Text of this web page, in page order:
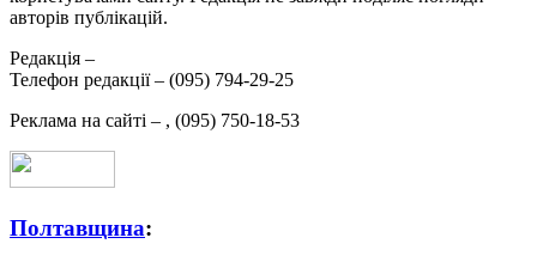
авторів публікацій.
Редакція –
Телефон редакції – (095) 794-29-25
Реклама на сайті – , (095) 750-18-53
Полтавщина: